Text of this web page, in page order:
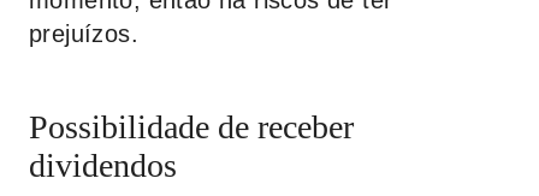
prejuízos.
Possibilidade de receber
dividendos